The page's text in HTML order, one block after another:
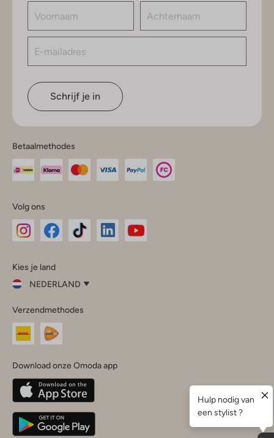
Schrijf je in
Betaalmethodes
Volg ons
InstagramFacebook
Kies je land
NEDERLAND
je
land
Nederland
Belgique(Français)
Deutschland
Verzendmethodes
Download onze Omoda app